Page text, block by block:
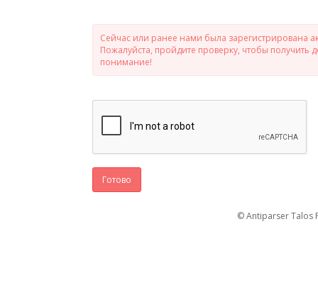
Сейчас или ранее нами была зарегистрирована
Пожалуйста, пройдите проверку, чтобы
понимание!
Готово
© Antiparser Talos